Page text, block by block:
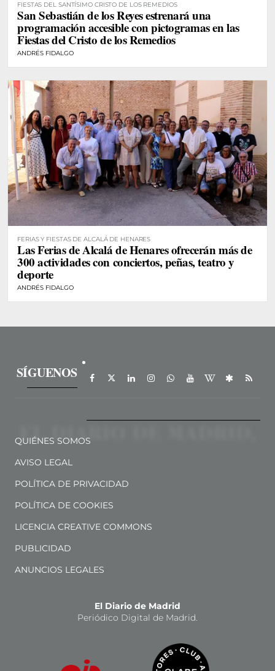
FIESTAS DEL SANTÍSIMO CRISTO DE LOS REMEDIOS
San Sebastián de los Reyes estrenará una
programación accesible con pictogramas en las
Fiestas del Cristo de los Remedios
ANDRÉS FIDALGO
FERIAS Y FIESTAS DE ALCALÁ DE HENARES
Las Ferias de Alcalá de Henares ofrecerán más de
300 actividades con conciertos, peñas, teatro y
deporte
ANDRÉS FIDALGO
SÍGUENOS
QUIÉNES SOMOS
AVISO LEGAL
POLÍTICA DE PRIVACIDAD
POLÍTICA DE COOKIES
LICENCIA CREATIVE COMMONS
PUBLICIDAD
ANUNCIOS LEGALES
El Diario de Madrid
Periódico Digital de Madrid.